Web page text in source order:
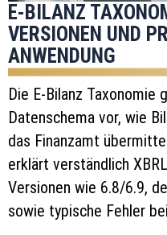
E-BILANZ
VERSIONEN UND
ANWENDUNG
Die E-Bilanz Taxonomie
Datenschema vor, wie
das Finanzamt
erklärt verständlich
Versionen wie 6.8/6.9,
sowie typische Fehler